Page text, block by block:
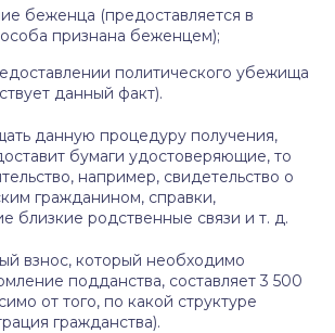
беженца (предоставляется в
особа признана беженцем);
политического убежища
данный факт).
данную процедуру получения,
бумаги удостоверяющие, то
например, свидетельство о
гражданином, справки,
близкие родственные связи и т. д.
взнос, который необходимо
подданства, составляет 3 500
от того, по какой структуре
гражданства).